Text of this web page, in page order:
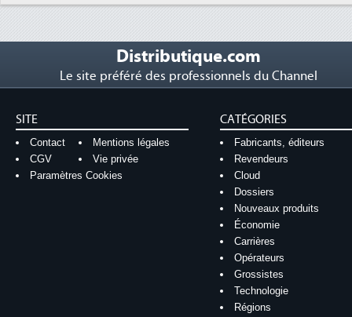
Distributique.com
Le site préféré des professionnels du Channel
SITE
Contact
Mentions légales
CGV
Vie privée
Paramètres Cookies
CATÉGORIES
Fabricants, éditeurs
Revendeurs
Cloud
Dossiers
Nouveaux produits
Économie
Carrières
Opérateurs
Grossistes
Technologie
Régions